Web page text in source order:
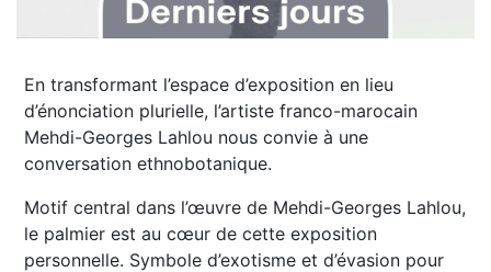
En transformant l’espace d’exposition en lieu
d’énonciation plurielle, l’artiste franco-marocain
Mehdi-Georges Lahlou nous convie à une
conversation ethnobotanique.
Motif central dans l’œuvre de Mehdi-Georges Lahlou,
le palmier est au cœur de cette exposition
personnelle. Symbole d’exotisme et d’évasion pour